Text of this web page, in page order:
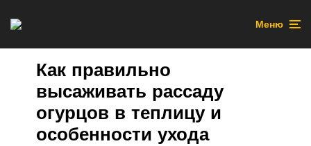
Меню
Как правильно
высаживать рассаду
огурцов в теплицу и
особенности ухода